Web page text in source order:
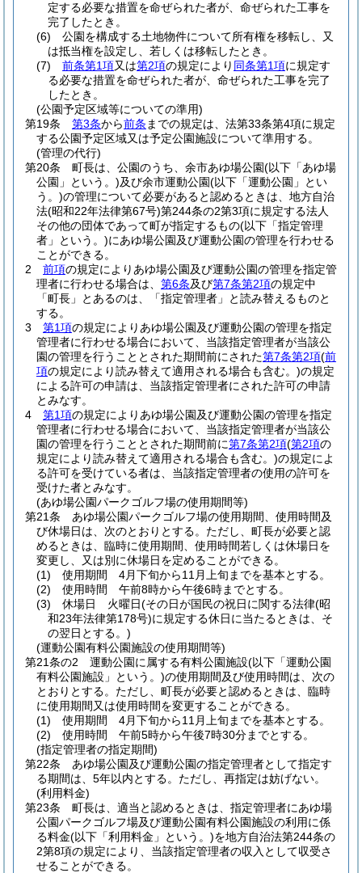
定する必要な措置を命ぜられた者が、命ぜられた工事を
完了したとき。
(6)
公園を構成する土地物件について所有権を移転し、又
は抵当権を設定し、若しくは移転したとき。
(7)
前条第1項又は第2項の規定により 同条第1項に規定す
る必要な措置を命ぜられた者が、命ぜられた工事を完了
したとき。
(公園予定区域等についての準用)
第19条
第3条から前条 までの規定は、法第33条第4項に規定
する公園予定区域又は予定公園施設について準用する。
(管理の代行)
第20条
町長は、公園のうち、余市あゆ場公園(以下「あゆ場
公園」という。)及び余市運動公園(以下「運動公園」とい
う。)の管理について必要があると認めるときは、地方自治
法(昭和22年法律第67号)第244条の2第3項に規定する法人
その他の団体であって町が指定するもの(以下「指定管理
者」という。)にあゆ場公園及び運動公園の管理を行わせる
ことができる。
2
前項の規定によりあゆ場公園及び運動公園の管理を指定管
理者に行わせる場合は、 第6条及び第7条第2項の規定中
「町長」とあるのは、「指定管理者」と読み替えるものと
する。
3
第1項の規定によりあゆ場公園及び運動公園の管理を指定
管理者に行わせる場合において、当該指定管理者が当該公
園の管理を行うこととされた期間前にされた第7条第2項(前
項の規定により読み替えて適用される場合も含む。)の規定
による許可の申請は、当該指定管理者にされた許可の申請
とみなす。
4
第1項の規定によりあゆ場公園及び運動公園の管理を指定
管理者に行わせる場合において、当該指定管理者が当該公
園の管理を行うこととされた期間前に第7条第2項(第2項の
規定により読み替えて適用される場合も含む。)の規定によ
る許可を受けている者は、当該指定管理者の使用の許可を
受けた者とみなす。
(あゆ場公園パークゴルフ場の使用期間等)
第21条
あゆ場公園パークゴルフ場の使用期間、使用時間及
び休場日は、次のとおりとする。 ただし、町長が必要と認
めるときは、臨時に使用期間、使用時間若しくは休場日を
変更し、又は別に休場日を定めることができる。
(1)
使用期間 4月下旬から11月上旬までを基本とする。
(2)
使用時間 午前8時から午後6時までとする。
(3)
休場日 火曜日(その日が国民の祝日に関する法律(昭
和23年法律第178号)に規定する休日に当たるときは、そ
の翌日とする。)
(運動公園有料公園施設の使用期間等)
第21条の2
運動公園に属する有料公園施設(以下「運動公園
有料公園施設」という。)の使用期間及び使用時間は、次の
とおりとする。 ただし、町長が必要と認めるときは、臨時
に使用期間又は使用時間を変更することができる。
(1)
使用期間 4月下旬から11月上旬までを基本とする。
(2)
使用時間 午前5時から午後7時30分までとする。
(指定管理者の指定期間)
第22条
あゆ場公園及び運動公園の指定管理者として指定す
る期間は、5年以内とする。 ただし、再指定は妨げない。
(利用料金)
第23条
町長は、適当と認めるときは、指定管理者にあゆ場
公園パークゴルフ場及び運動公園有料公園施設の利用に係
る料金(以下「利用料金」という。)を地方自治法第244条の
2第8項の規定により、当該指定管理者の収入として収受さ
せることができる。